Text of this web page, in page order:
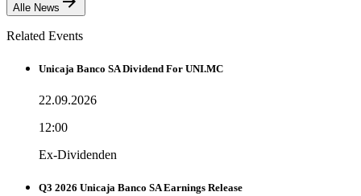
Alle News
Related Events
Unicaja Banco SA Dividend For UNI.MC
22.09.2026
12:00
Ex-Dividenden
Q3 2026 Unicaja Banco SA Earnings Release